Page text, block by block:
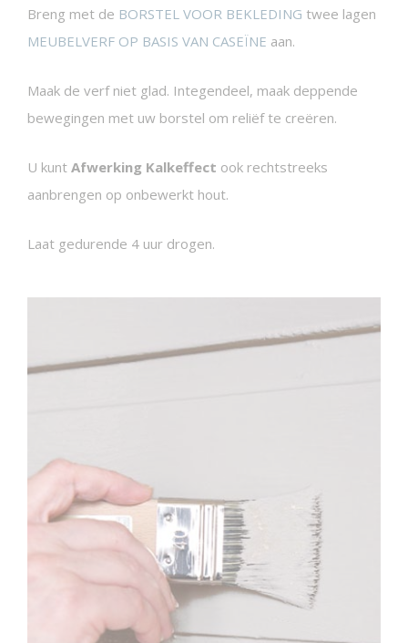
Breng met de BORSTEL VOOR BEKLEDING twee lagen
MEUBELVERF OP BASIS VAN CASEÏNE aan.
Maak de verf niet glad. Integendeel, maak deppende
bewegingen met uw borstel om reliëf te creëren.
U kunt Afwerking Kalkeffect ook rechtstreeks
aanbrengen op onbewerkt hout.
Laat gedurende 4 uur drogen.